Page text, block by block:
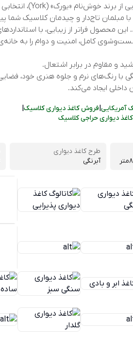
کاغذدیواری کلاسیک طلایی از برند خوش‌نام «یورک» (York)، انتخابی
مبلمان تاج‌دار و چیدمان کلاسیک شما
محصول فراتر از زیبایی، با
کامل، امنیت و دوام را به
و مقاوم در برابر اشتعال.
با رنگ‌های نرم و جلوه هنری خود، فضایی
داخلی ایجاد می‌کند.
آمریکایی| فروش کاغذ دیواری کلاسیک|
کاغذ دیواری حراجی کلاسیک
طرح کاغذ دیواری
آبرنگی